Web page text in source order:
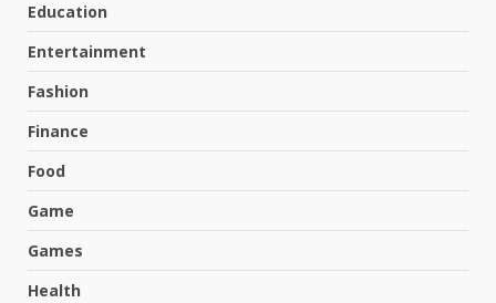
Education
Entertainment
Fashion
Finance
Food
Game
Games
Health